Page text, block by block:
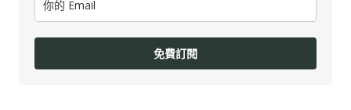
免費訂閱